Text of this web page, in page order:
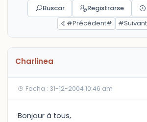
Buscar
Registrarse
#Précédent#
Charlinea
Fecha : 31-12-2004 10:46 am
Bonjour à tous,